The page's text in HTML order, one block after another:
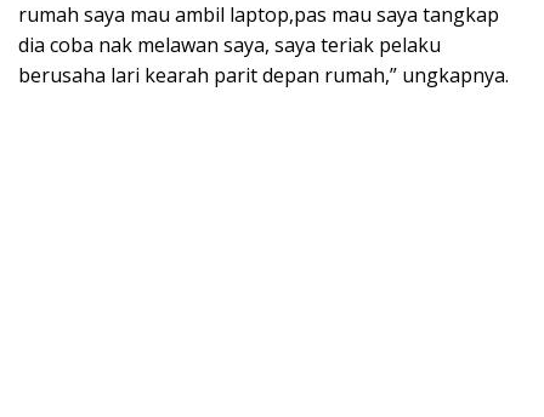
rumah saya mau ambil laptop,pas mau saya tangkap
dia coba nak melawan saya, saya teriak pelaku
berusaha lari kearah parit depan rumah,” ungkapnya.